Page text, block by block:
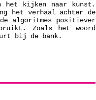
het kijken naar kunst.
het verhaal achter de
algoritmes positiever
Zoals het woord
bij de bank.